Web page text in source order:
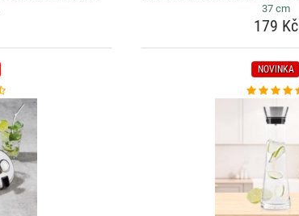
37 cm
179 Kč
NOVINKA